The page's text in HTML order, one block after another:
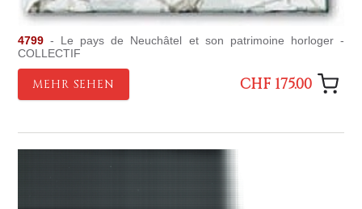
4799 - Le pays de Neuchâtel et son patrimoine horloger -
COLLECTIF
MEHR SEHEN CHF 175.00